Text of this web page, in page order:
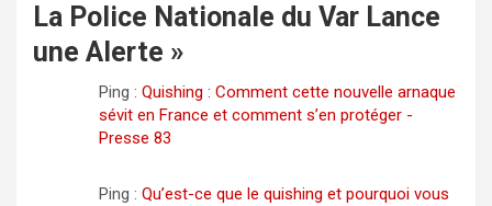
La Police Nationale du Var Lance
une Alerte »
Ping : Quishing : Comment cette nouvelle arnaque
sévit en France et comment s’en protéger -
Presse 83
Ping : Qu’est-ce que le quishing et pourquoi vous